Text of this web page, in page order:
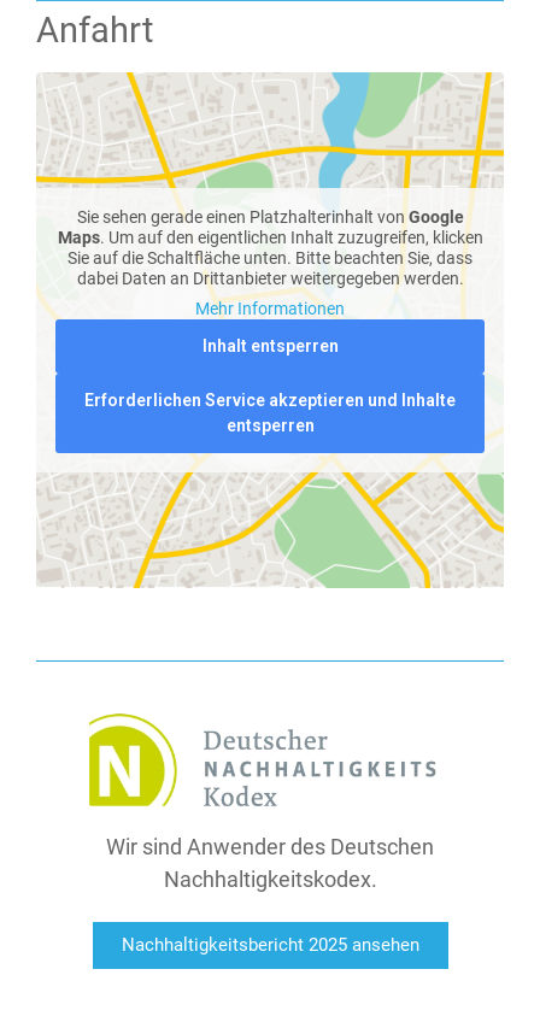
Anfahrt
Sie sehen gerade einen Platzhalterinhalt von Google
Maps. Um auf den eigentlichen Inhalt zuzugreifen, klicken
Sie auf die Schaltfläche unten. Bitte beachten Sie, dass
dabei Daten an Drittanbieter weitergegeben werden.
Mehr Informationen
Inhalt entsperren
Erforderlichen Service akzeptieren und Inhalte
entsperren
Wir sind Anwender des Deutschen
Nachhaltigkeitskodex.
Nachhaltigkeitsbericht 2025 ansehen